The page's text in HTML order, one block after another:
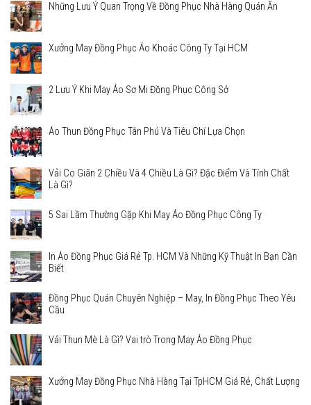
Những Lưu Ý Quan Trọng Về Đồng Phục Nhà Hàng Quán Ăn
Xưởng May Đồng Phục Áo Khoác Công Ty Tại HCM
2 Lưu Ý Khi May Áo Sơ Mi Đồng Phục Công Sở
Áo Thun Đồng Phục Tân Phú Và Tiêu Chí Lựa Chọn
Vải Co Giãn 2 Chiều Và 4 Chiều Là Gì? Đặc Điểm Và Tính Chất
Là Gì?
5 Sai Lầm Thường Gặp Khi May Áo Đồng Phục Công Ty
In Áo Đồng Phục Giá Rẻ Tp. HCM Và Những Kỹ Thuật In Bạn Cần
Biết
Đồng Phục Quán Chuyên Nghiệp – May, In Đồng Phục Theo Yêu
Cầu
Vải Thun Mè Là Gì? Vai trò Trong May Áo Đồng Phục
Xưởng May Đồng Phục Nhà Hàng Tại TpHCM Giá Rẻ, Chất Lượng